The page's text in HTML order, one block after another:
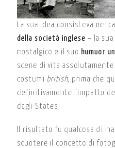
La sua idea consisteva nel
della società inglese – la
nostalgico e il suo humuor
scene di vita
costumi british, prima che
definitivamente l’impatto
dagli States.
Il risultato fu qualcosa di
scuotere il concetto di